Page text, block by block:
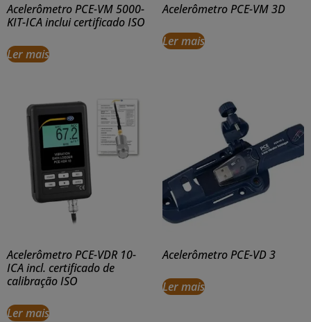
Acelerômetro PCE-VM 5000-
KIT-ICA inclui certificado ISO
Ler mais
Acelerômetro PCE-VM 3D
Ler mais
Acelerômetro PCE-VDR 10-
ICA incl. certificado de
calibração ISO
Ler mais
Acelerômetro PCE-VD 3
Ler mais